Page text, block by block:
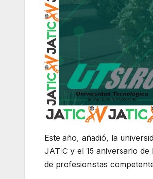
Este año, añadió, la
JATIC y el 15 aniversario
de profesionistas